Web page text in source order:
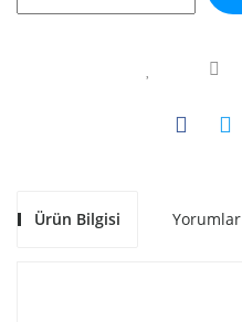
Ürün Bilgisi Yorumlar